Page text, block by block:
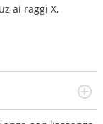
ai raggi X,
manifestazioni